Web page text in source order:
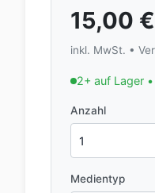
15,00 €
inkl. MwSt. •
2+ auf Lager •
Anzahl
Medientyp